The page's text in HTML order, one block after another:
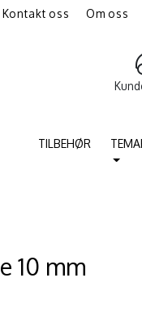
Kontakt oss
Om oss
TILBEHØR
10 mm